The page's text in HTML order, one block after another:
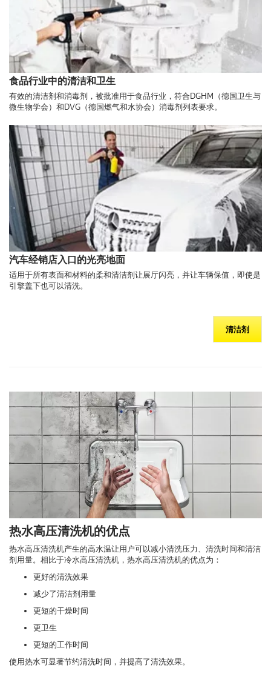
食品行业中的清洁和卫生
有效的清洁剂和消毒剂，被批准用于食品行业，符合DGHM（德国卫生与
微生物学会）和DVG（德国燃气和水协会）消毒剂列表要求。
汽车经销店入口的光亮地面
适用于所有表面和材料的柔和清洁剂让展厅闪亮，并让车辆保值，即使是
引擎盖下也可以清洗。
清洁剂
热水高压清洗机的优点
热水高压清洗机产生的高水温让用户可以减小清洗压力、清洗时间和清洁
剂用量。相比于冷水高压清洗机，热水高压清洗机的优点为：
更好的清洗效果
减少了清洁剂用量
更短的干燥时间
更卫生
更短的工作时间
使用热水可显著节约清洗时间，并提高了清洗效果。